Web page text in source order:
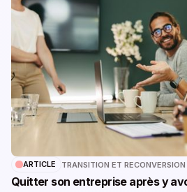
ARTICLE TRANSITION ET RECONVERSION
Quitter son entreprise après y